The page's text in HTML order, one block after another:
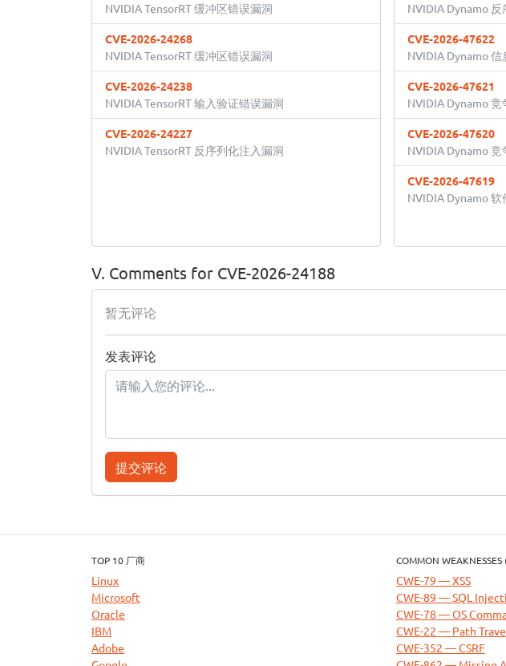
NVIDIA TensorRT 缓冲区错误漏洞
CVE-2026-24268
NVIDIA TensorRT 缓冲区错误漏洞
CVE-2026-24238
NVIDIA TensorRT 输入验证错误漏洞
CVE-2026-24227
NVIDIA TensorRT 反序列化注入漏洞
NVIDIA Dynamo
CVE-2026-47622
NVIDIA Dynamo 信
CVE-2026-47621
NVIDIA Dynamo
CVE-2026-47620
NVIDIA Dynamo
CVE-2026-47619
NVIDIA Dynamo
V. Comments for CVE-2026-24188
暂无评论
发表评论
提交评论
TOP 10 厂商
Linux
Microsoft
Oracle
IBM
Adobe
COMMON WEAKNESSES
CWE-79 — XSS
CWE-89 — SQL
CWE-78 — OS
CWE-22 — Path
CWE-352 — CSRF